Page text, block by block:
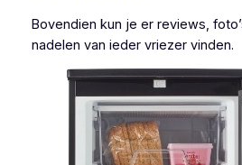
Bovendien kun je er reviews,
nadelen van ieder vriezer vinden.